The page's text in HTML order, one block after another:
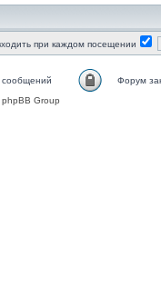
при каждом посещении
сообщений
Форум
Group